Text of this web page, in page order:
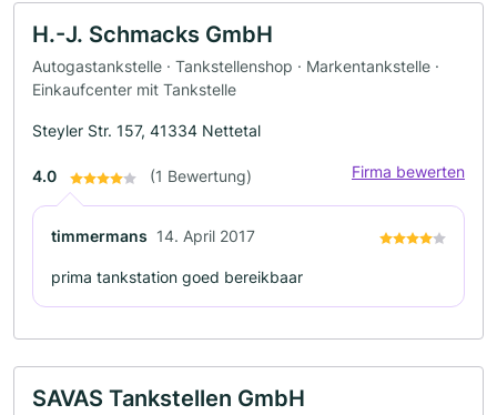
H.-J. Schmacks GmbH
Autogastankstelle · Tankstellenshop · Markentankstelle ·
Einkaufcenter mit Tankstelle
Steyler Str. 157, 41334 Nettetal
4.0 (1 Bewertung) Firma bewerten
timmermans 14. April 2017
prima tankstation goed bereikbaar
SAVAS Tankstellen GmbH